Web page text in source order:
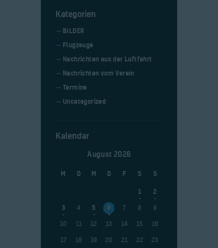
Kategorien
BILDER
Flugzeuge
Nachrichten aus der Luftfahrt
Nachrichten vom Verein
Termine
Uncategorized
Kalendar
August 2026
M D M D F S S
1
2
3
4 5 6 7 8
9
10
11 12 13 14 15
16
17
18 19 20 21 22
23